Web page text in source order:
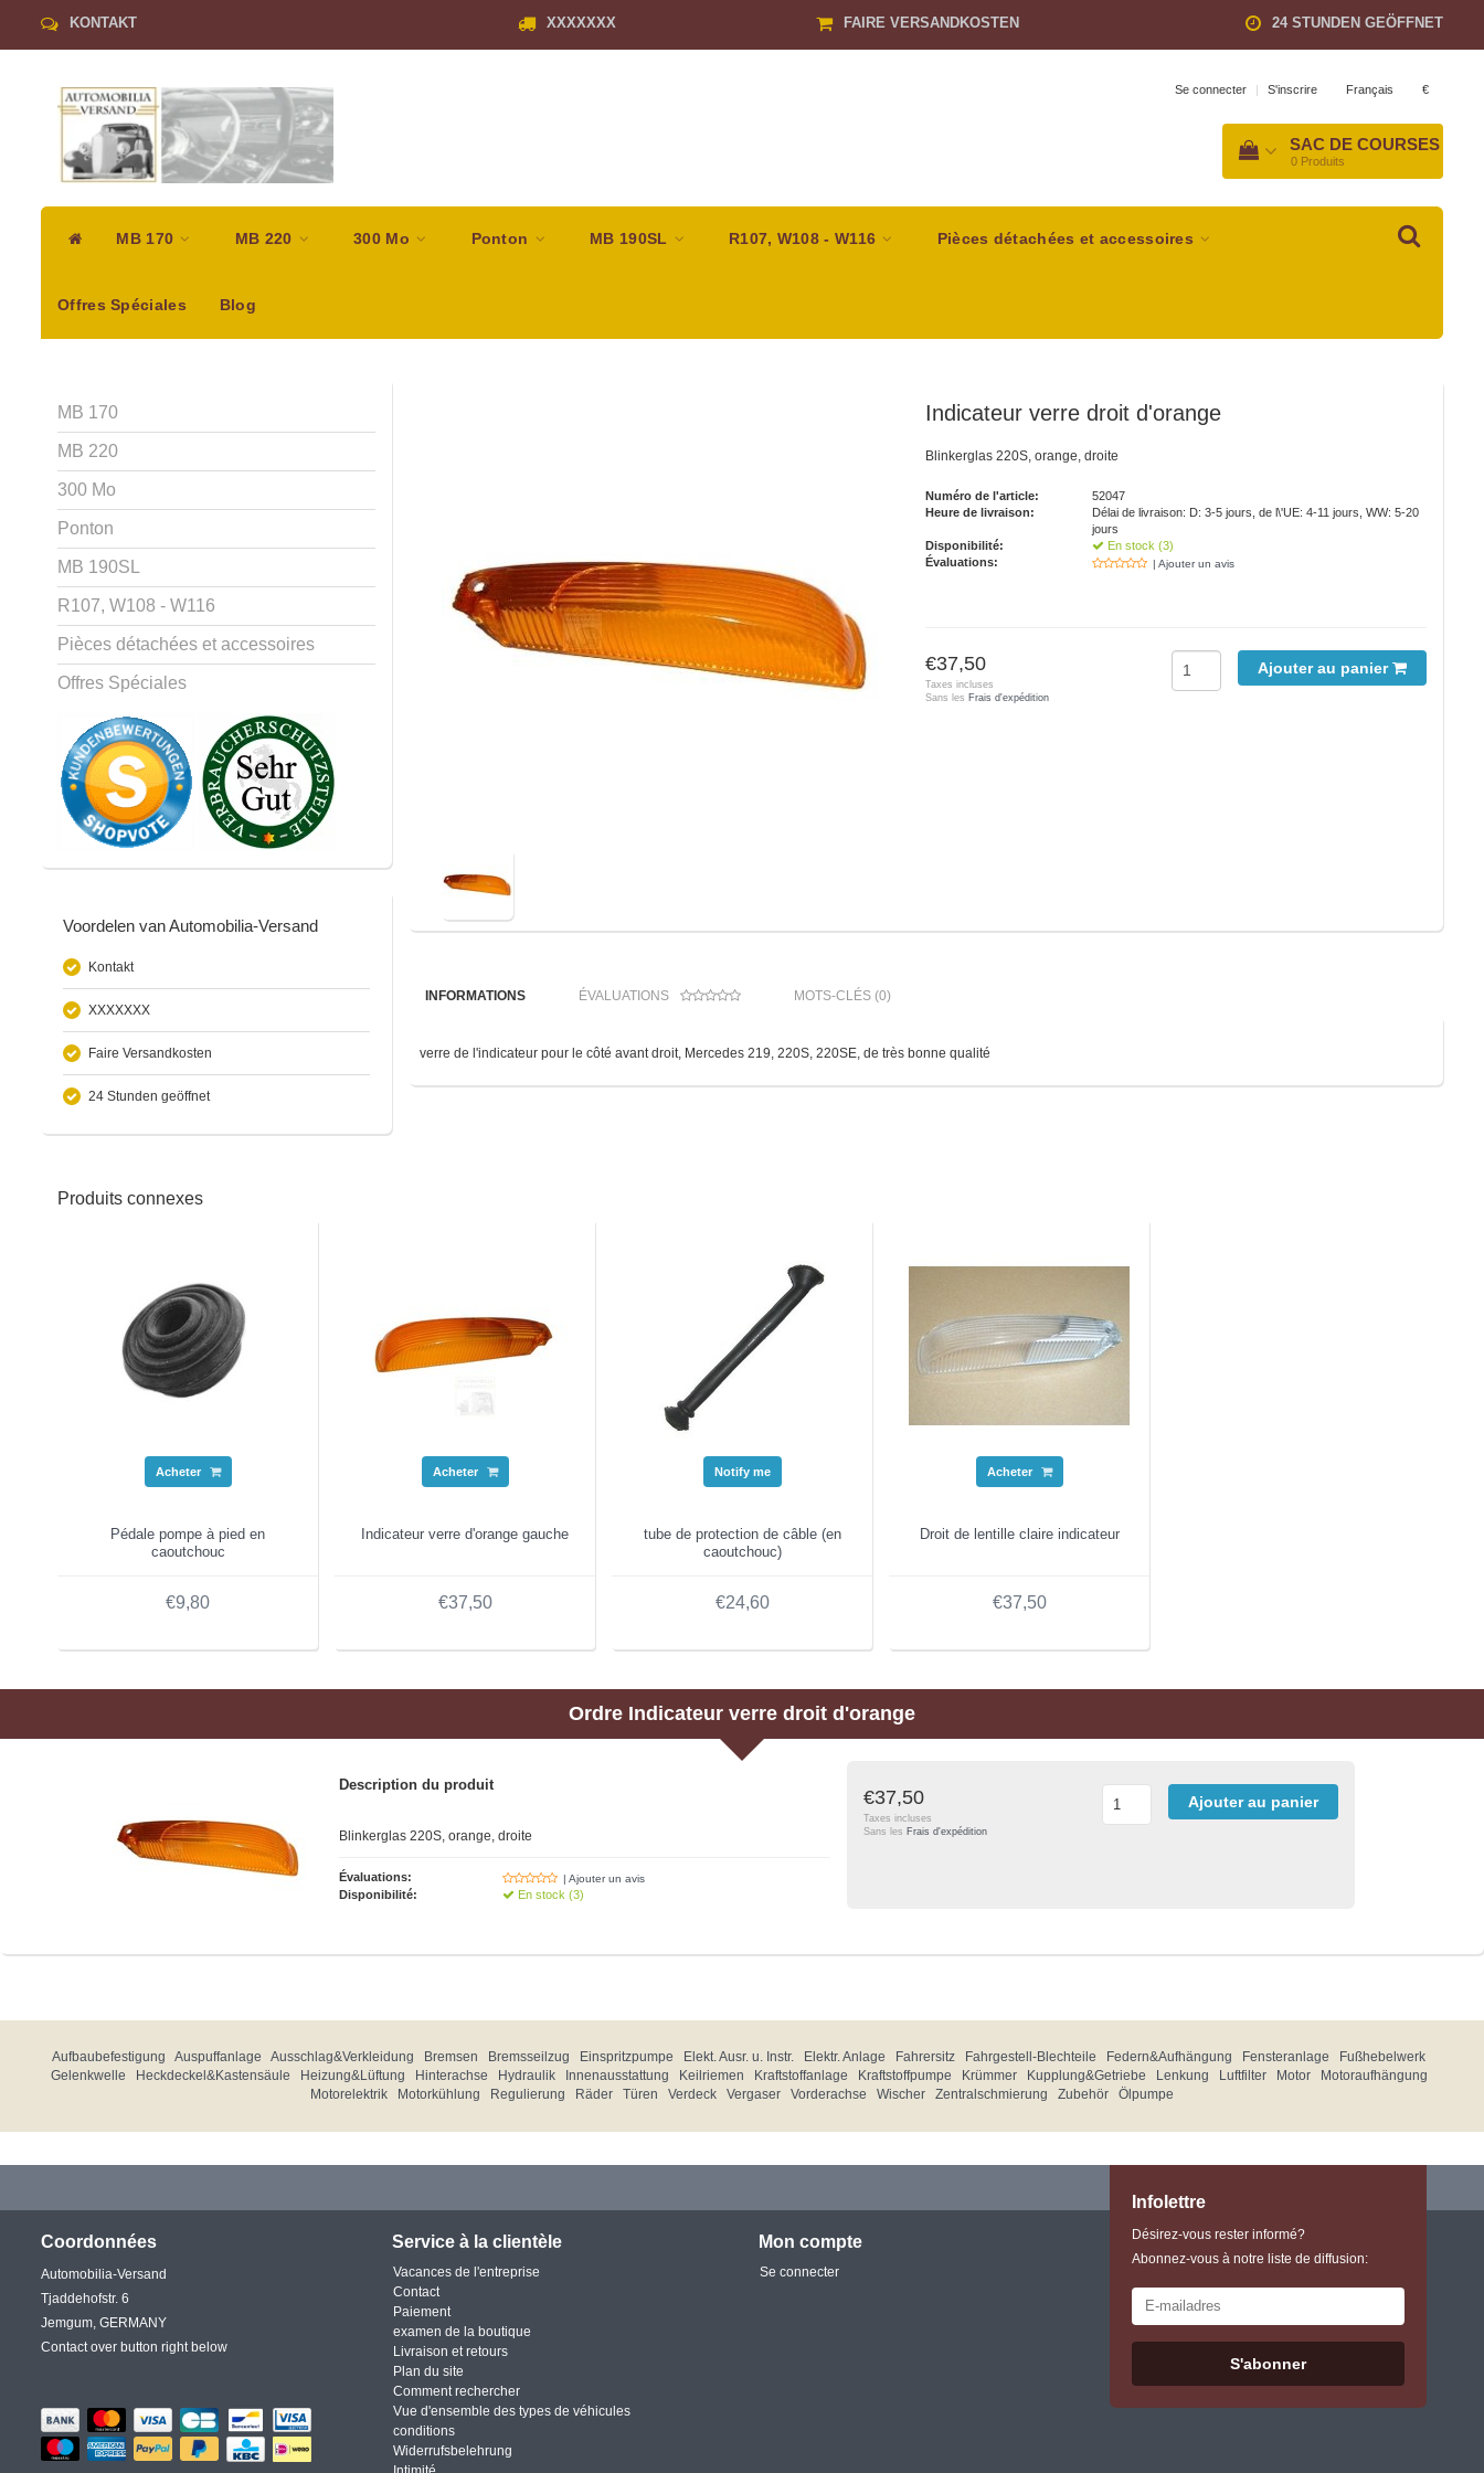
KONTAKT XXXXXXX FAIRE VERSANDKOSTEN 24 STUNDEN GEÖFFNET
Se connecter | S'inscrire Français €
SAC DE COURSES
0 Produits
MB 170 MB 220 300 Mo Ponton MB 190SL R107, W108 - W116 Pièces détachées et accessoires
Offres Spéciales Blog
MB 170
MB 220
300 Mo
Ponton
MB 190SL
R107, W108 - W116
Pièces détachées et accessoires
Offres Spéciales
Voordelen van Automobilia-Versand
Kontakt
XXXXXXX
Faire Versandkosten
24 Stunden geöffnet
Indicateur verre droit d'orange
Blinkerglas 220S, orange, droite
Numéro de l'article:
52047
Heure de livraison:
Délai de livraison: D: 3-5 jours, de l\'UE: 4-11 jours, WW: 5-20
jours
Disponibilité:
En stock (3)
Évaluations:
| Ajouter un avis
€37,50
Taxes incluses
Sans les Frais d'expédition
Ajouter au panier
INFORMATIONS ÉVALUATIONS MOTS-CLÉS (0)
verre de l'indicateur pour le côté avant droit, Mercedes 219, 220S, 220SE, de très bonne qualité
Produits connexes
Acheter
Pédale pompe à pied en
caoutchouc
€9,80
Acheter
Indicateur verre d'orange gauche
€37,50
Notify me
tube de protection de câble (en
caoutchouc)
€24,60
Acheter
Droit de lentille claire indicateur
€37,50
Ordre Indicateur verre droit d'orange
Description du produit
Blinkerglas 220S, orange, droite
Évaluations: | Ajouter un avis
Disponibilité: En stock (3)
€37,50
Taxes incluses
Sans les Frais d'expédition
Ajouter au panier
Aufbaubefestigung Auspuffanlage Ausschlag&Verkleidung Bremsen Bremsseilzug Einspritzpumpe Elekt. Ausr. u. Instr. Elektr. Anlage Fahrersitz Fahrgestell-Blechteile Federn&Aufhängung Fensteranlage
Fußhebelwerk
Gelenkwelle
Heckdeckel&Kastensäule Heizung&Lüftung Hinterachse Hydraulik Innenausstattung Keilriemen Kraftstoffanlage Kraftstoffpumpe Krümmer Kupplung&Getriebe Lenkung Luftfilter Motor
Motoraufhängung
Motorelektrik
Motorkühlung Regulierung Räder Türen Verdeck Vergaser Vorderachse Wischer Zentralschmierung Zubehör Ölpumpe
Coordonnées
Automobilia-Versand
Tjaddehofstr. 6
Jemgum, GERMANY
Contact over button right below
Service à la clientèle
Vacances de l'entreprise
Contact
Paiement
examen de la boutique
Livraison et retours
Plan du site
Comment rechercher
Vue d'ensemble des types de véhicules
conditions
Widerrufsbelehrung
Mon compte
Se connecter
Infolettre
Désirez-vous rester informé?
Abonnez-vous à notre liste de diffusion:
S'abonner